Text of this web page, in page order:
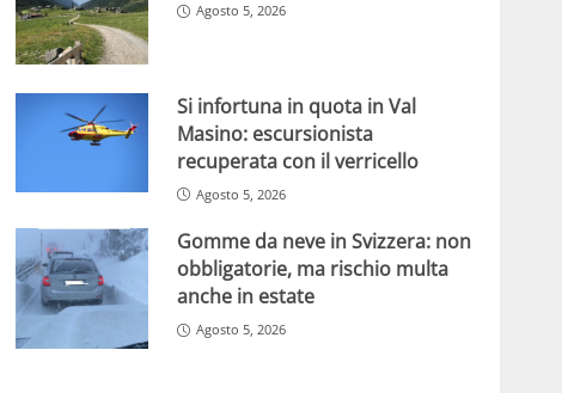
Agosto 5, 2026
Si infortuna in quota in Val
Masino: escursionista
recuperata con il verricello
Agosto 5, 2026
Gomme da neve in Svizzera: non
obbligatorie, ma rischio multa
anche in estate
Agosto 5, 2026